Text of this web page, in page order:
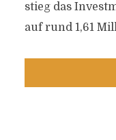
stieg das
auf rund 1,61